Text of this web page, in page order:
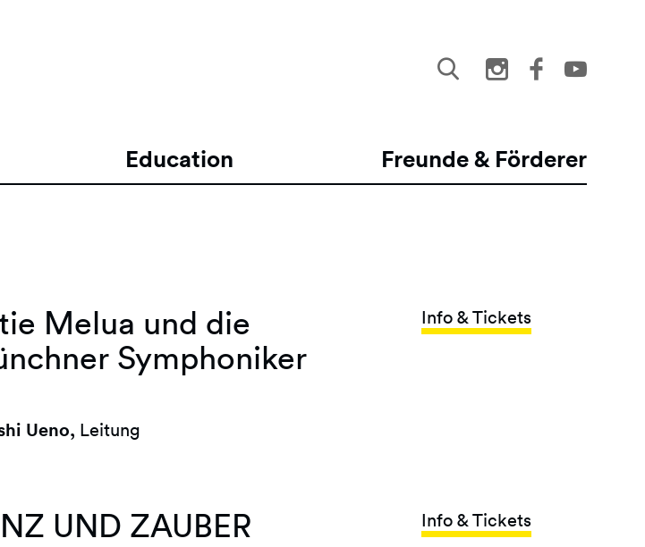
Education Freunde & Förderer
Melua und die
Symphoniker
Ueno, Leitung
Info & Tickets
UND ZAUBER Info & Tickets